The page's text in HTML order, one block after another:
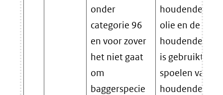
onder
categorie 96
en voor zover
het niet gaat
om
baggerspecie
houdende
olie en de PCB-
houdende
is gebruikt
spoelen van
houdende